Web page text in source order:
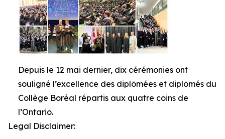
Depuis le 12 mai dernier, dix cérémonies ont
souligné l’excellence des diplômées et diplômés du
Collège Boréal répartis aux quatre coins de
l’Ontario.
Legal Disclaimer: